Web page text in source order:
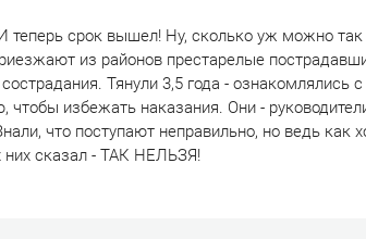
теперь срок вышел! Ну, сколько уж можно так
из районов престарелые
Тянули 3,5 года - ознакомлялись
чтобы избежать наказания. Они -
что поступают неправильно, но ведь как
них сказал - ТАК НЕЛЬЗЯ!